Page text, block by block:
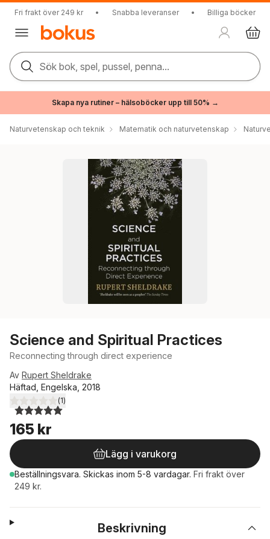
Fri frakt över 249 kr • Snabba leveranser • Billiga böcker
Sök bok, spel, pussel, penna...
Skapa nya rutiner – hälsoböcker upp till 50% →
Naturvetenskap och teknik Matematik och naturvetenskap
Science and Spiritual Practices
Reconnecting through direct experience
Av Rupert Sheldrake
Häftad, Engelska, 2018
5,0utav 5 stjärnor. Totalt antal röster:
(1)
165 kr
Lägg i varukorg
Beställningsvara. Skickas inom 5-8 vardagar. Fri frakt över
249 kr.
Beskrivning